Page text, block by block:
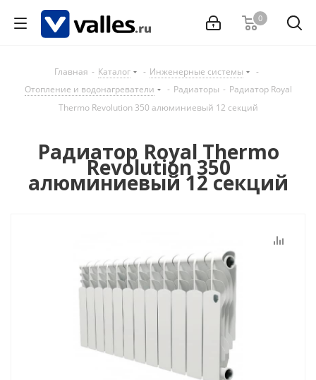
0
Главная - Каталог - Инженерные системы
-
Отопление и водонагреватели
- Радиаторы - Радиатор Royal
Thermo Revolution 350 алюминиевый 12 секций
Радиатор Royal Thermo
Revolution 350
алюминиевый 12 секций